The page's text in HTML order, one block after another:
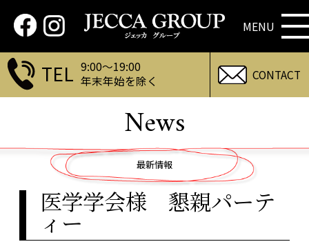
TEL 9:00～19:00
年末年始を除く
CONTACT
News
最新情報
医学学会様 懇親パーテ
ィー